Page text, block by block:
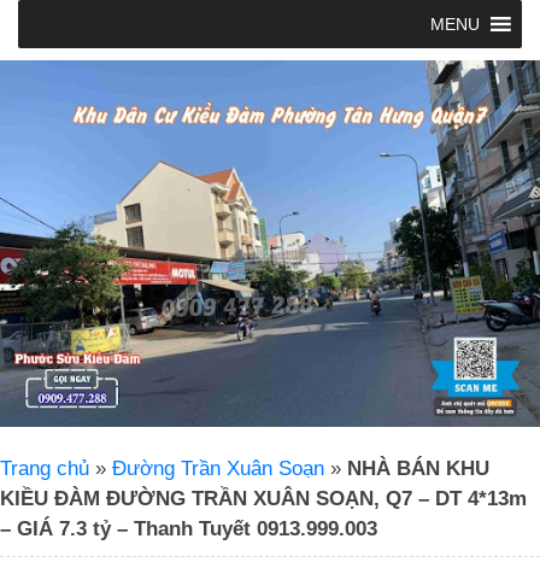
MENU
Trang chủ » Đường Trần Xuân Soạn » NHÀ BÁN KHU
KIỀU ĐÀM ĐƯỜNG TRẦN XUÂN SOẠN, Q7 – DT 4*13m
– GIÁ 7.3 tỷ – Thanh Tuyết 0913.999.003